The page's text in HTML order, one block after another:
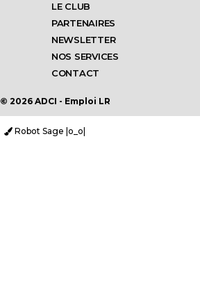
LE CLUB
PARTENAIRES
NEWSLETTER
NOS SERVICES
CONTACT
© 2026 ADCI - Emploi LR
Robot Sage |o_o|